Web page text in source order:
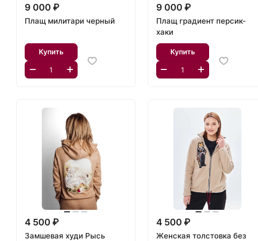
9 000 ₽
Плащ милитари черный
Купить
9 000 ₽
Плащ градиент персик-
хаки
Купить
4 500 ₽
Замшевая худи Рысь
4 500 ₽
Женская толстовка без